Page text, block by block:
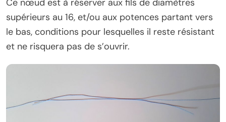
Ce nœud est à réserver aux fils de diamètres
supérieurs au 16, et/ou aux potences partant vers
le bas, conditions pour lesquelles il reste résistant
et ne risquera pas de s’ouvrir.